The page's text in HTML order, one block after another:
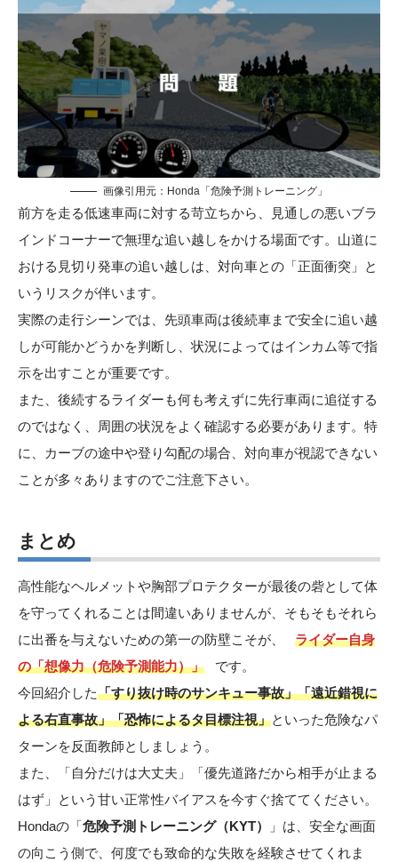
画像引用元：Honda「危険予測トレーニング」
前方を走る低速車両に対する苛立ちから、見通しの悪いブラ
インドコーナーで無理な追い越しをかける場面です。山道に
おける見切り発車の追い越しは、対向車との「正面衝突」と
いうリスクが伴います。
実際の走行シーンでは、先頭車両は後続車まで安全に追い越
しが可能かどうかを判断し、状況によってはインカム等で指
示を出すことが重要です。
また、後続するライダーも何も考えずに先行車両に追従する
のではなく、周囲の状況をよく確認する必要があります。特
に、カーブの途中や登り勾配の場合、対向車が視認できない
ことが多々ありますのでご注意下さい。
まとめ
高性能なヘルメットや胸部プロテクターが最後の砦として体
を守ってくれることは間違いありませんが、そもそもそれら
に出番を与えないための第一の防壁こそが、
ライダー自身
の「想像力（危険予測能力）」
です。
今回紹介した「すり抜け時のサンキュー事故」「遠近錯視に
よる右直事故」「恐怖によるタ目標注視」といった危険なパ
ターンを反面教師としましょう。
また、「自分だけは大丈夫」「優先道路だから相手が止まる
はず」という甘い正常性バイアスを今すぐ捨ててください。
Hondaの「危険予測トレーニング（KYT）
」は、安全な画面
の向こう側で、何度でも致命的な失敗を経験させてくれま